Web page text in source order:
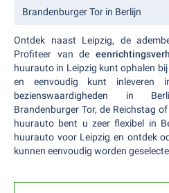
Brandenburger Tor in Berlijn
Ontdek naast Leipzig, de
Profiteer van de
huurauto in Leipzig kunt ophalen
en eenvoudig kunt inleveren
bezienswaardigheden in
Brandenburger Tor, de Reichstag
huurauto bent u zeer flexibel in
huurauto voor Leipzig en ontdek
kunnen eenvoudig worden